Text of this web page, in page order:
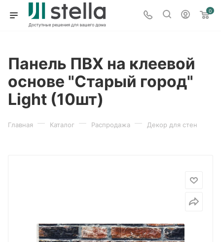
0
Панель ПВХ на клеевой
основе "Старый город"
Light (10шт)
Главная — Каталог — Распродажа — Декор для стен